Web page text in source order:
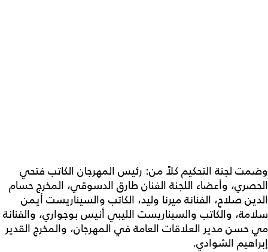
وضمت لجنة التحكيم كلاً من: رئيس المهرجان الكاتب فتحي
الحصري، وأعضاء اللجنة الفنان طارق الدسوقي، المخرج حسام
الدين صلاح، الفنانة ميرنا وليد، الكاتب والسيناريست أيمن
سلامة، والكاتب والسيناريست الليبي أنيس بوجواري، والفنانة
مي حسن مدير العلاقات العامة في المهرجان، والمخرج القدير
إبراهيم الشوادي.